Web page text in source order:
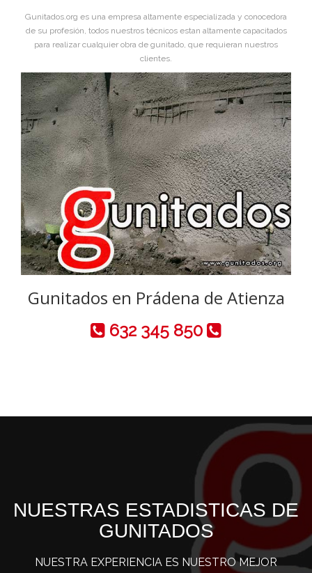
Gunitados.org es una empresa altamente especializada y conocedora
de su profesión, todos nuestros técnicos estan altamente capacitados
para realizar cualquier obra de gunitado, que requieran nuestros
clientes.
Gunitados en Prádena de Atienza
632 345 850
NUESTRAS ESTADISTICAS DE
GUNITADOS
NUESTRA EXPERIENCIA ES NUESTRO MEJOR